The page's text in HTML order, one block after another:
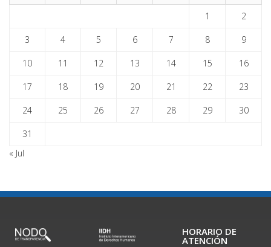
1 2
3 4 5 6 7 8 9
10 11 12 13 14 15 16
17 18 19 20 21 22 23
24 25 26 27 28 29 30
31
« Jul
HORARIO DE
ATENCIÓN